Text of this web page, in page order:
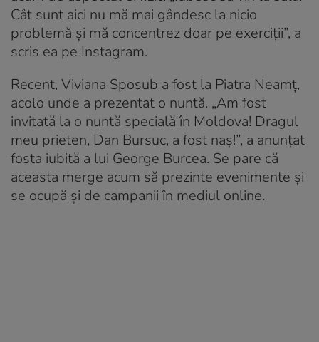
Cât sunt aici nu mă mai gândesc la nicio
problemă și mă concentrez doar pe exerciții”, a
scris ea pe Instagram.
Recent, Viviana Sposub a fost la Piatra Neamț,
acolo unde a prezentat o nuntă. „Am fost
invitată la o nuntă specială în Moldova! Dragul
meu prieten, Dan Bursuc, a fost naș!”, a anunțat
fosta iubită a lui George Burcea. Se pare că
aceasta merge acum să prezinte evenimente și
se ocupă și de campanii în mediul online.